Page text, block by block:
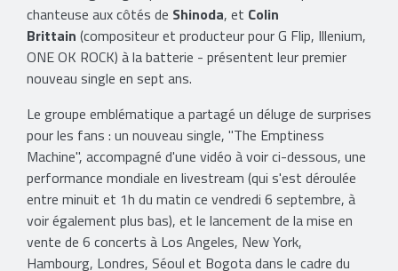
chanteuse aux côtés de Shinoda, et Colin
Brittain (compositeur et producteur pour G Flip, Illenium,
ONE OK ROCK) à la batterie - présentent leur premier
nouveau single en sept ans.
Le groupe emblématique a partagé un déluge de surprises
pour les fans : un nouveau single, ''The Emptiness
Machine'', accompagné d'une vidéo à voir ci-dessous, une
performance mondiale en livestream (qui s'est déroulée
entre minuit et 1h du matin ce vendredi 6 septembre, à
voir également plus bas), et le lancement de la mise en
vente de 6 concerts à Los Angeles, New York,
Hambourg, Londres, Séoul et Bogota dans le cadre du